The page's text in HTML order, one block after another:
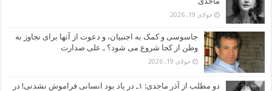
جولای 19, 2026
جاسوسی و کمک به اجنبیان، و دعوت از آنها برای تجاوز به
وطن از کجا شروع می شود؟ ـ علی صدارت
جولای 19, 2026
دو مطلب از آذر ماجدی: ۱ـ در یاد بود انسانی فراموش نشدنی! در